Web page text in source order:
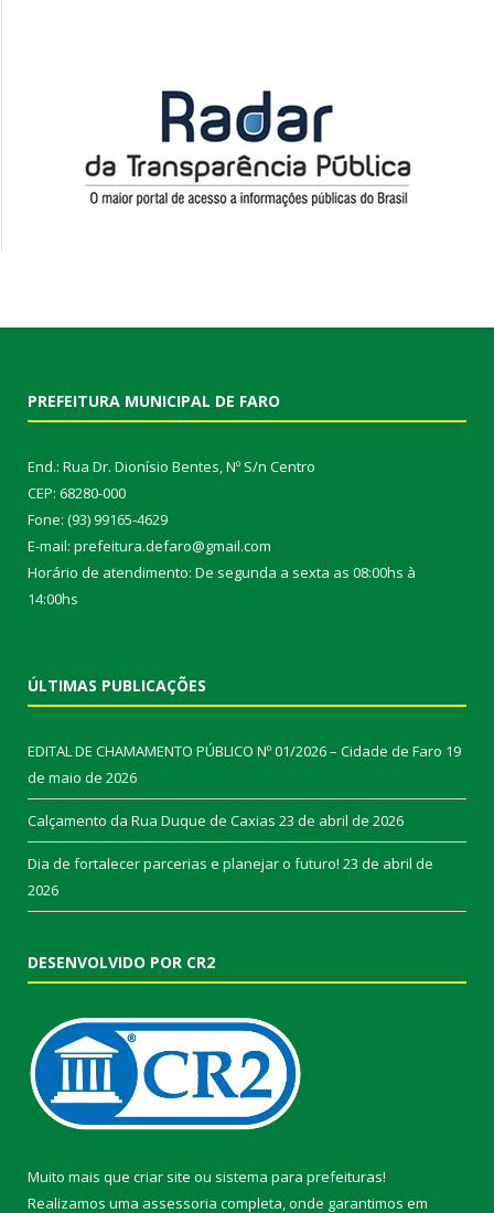
PREFEITURA MUNICIPAL DE FARO
End.: Rua Dr. Dionísio Bentes, Nº S/n Centro
CEP: 68280-000
Fone: (93) 99165-4629
E-mail: prefeitura.defaro@gmail.com
Horário de atendimento: De segunda a sexta as 08:00hs à
14:00hs
ÚLTIMAS PUBLICAÇÕES
EDITAL DE CHAMAMENTO PÚBLICO Nº 01/2026 – Cidade de Faro 19
de maio de 2026
Calçamento da Rua Duque de Caxias 23 de abril de 2026
Dia de fortalecer parcerias e planejar o futuro! 23 de abril de
2026
DESENVOLVIDO POR CR2
Muito mais que criar site ou sistema para prefeituras!
Realizamos uma assessoria completa, onde garantimos em